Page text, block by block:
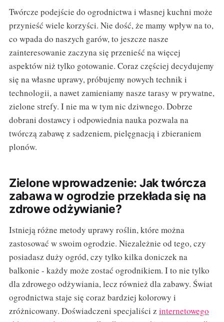
Twórcze podejście do ogrodnictwa i własnej kuchni może
przynieść wiele korzyści. Nie dość, że mamy wpływ na to,
co wpada do naszych garów, to jeszcze nasze
zainteresowanie zaczyna się przenieść na więcej
aspektów niż tylko gotowanie. Coraz częściej decydujemy
się na własne uprawy, próbujemy nowych technik i
technologii, a nawet zamieniamy nasze tarasy w prywatne,
zielone strefy. I nie ma w tym nic dziwnego. Dobrze
dobrani dostawcy i odpowiednia nauka pozwala na
twórczą zabawę z sadzeniem, pielęgnacją i zbieraniem
plonów.
Zielone wprowadzenie: Jak twórcza
zabawa w ogrodzie przekłada się na
zdrowe odżywianie?
Istnieją różne metody uprawy roślin, które można
zastosować w swoim ogrodzie. Niezależnie od tego, czy
posiadasz duży ogród, czy tylko kilka doniczek na
balkonie - każdy może zostać ogrodnikiem. I to nie tylko
dla zdrowego odżywiania, lecz również dla zabawy. Świat
ogrodnictwa staje się coraz bardziej kolorowy i
zróżnicowany. Doświadczeni specjaliści z internetowego